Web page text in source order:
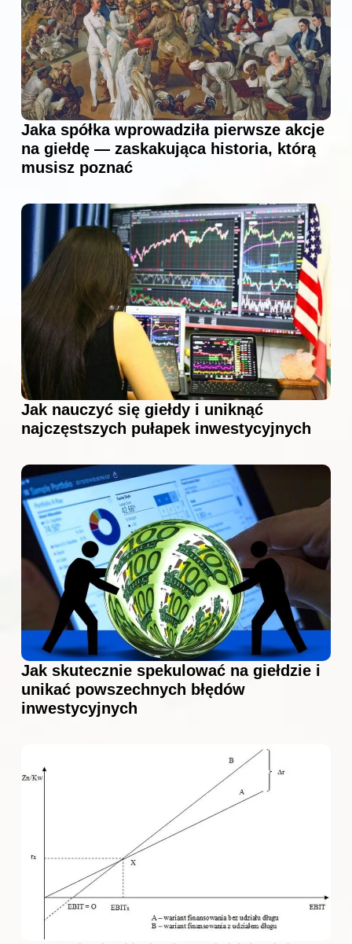
Jaka spółka wprowadziła pierwsze akcje
na giełdę — zaskakująca historia, którą
musisz poznać
Jak nauczyć się giełdy i uniknąć
najczęstszych pułapek inwestycyjnych
Jak skutecznie spekulować na giełdzie i
unikać powszechnych błędów
inwestycyjnych